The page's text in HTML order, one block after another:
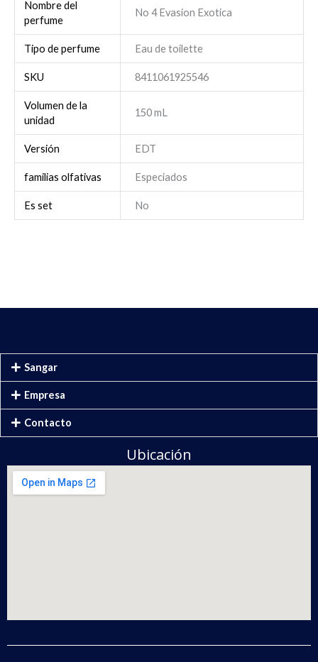
Nombre del
perfume
No 4 Evasion Exotica
Tipo de perfume Eau de toilette
SKU 8411061925546
Volumen de la
unidad
150 mL
Versión EDT
familias olfativas Especiados
Es set No
Sangar
Empresa
Contacto
Ubicación